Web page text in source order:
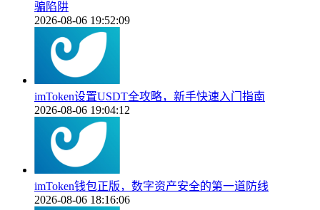
骗陷阱
2026-08-06 19:52:09
imToken设置USDT全攻略，新手快速入门指南
2026-08-06 19:04:12
imToken钱包正版，数字资产安全的第一道防线
2026-08-06 18:16:06